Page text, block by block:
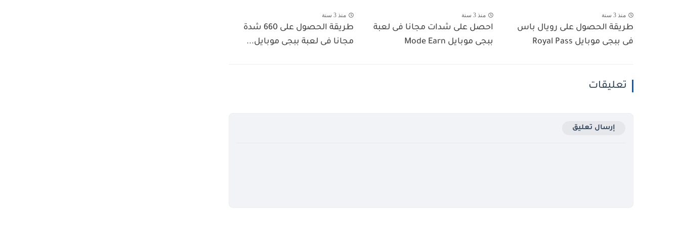
منذ 3 سنة
طريقة الحصول على رويال باس
فى ببجى موبايل Royal Pass
منذ 3 سنة
احصل على شدات مجانا فى لعبة
ببجى موبايل Mode Earn
منذ 3 سنة
طريقة الحصول على 660 شدة
مجانا فى لعبة ببجى موبايل...
تعليقات
إرسال تعليق